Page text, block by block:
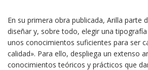
En su primera obra publicada, Arilla parte
diseñar y, sobre todo, elegir una
unos conocimientos suficientes para ser
calidad». Para ello, despliega un extenso
conocimientos teóricos y prácticos que